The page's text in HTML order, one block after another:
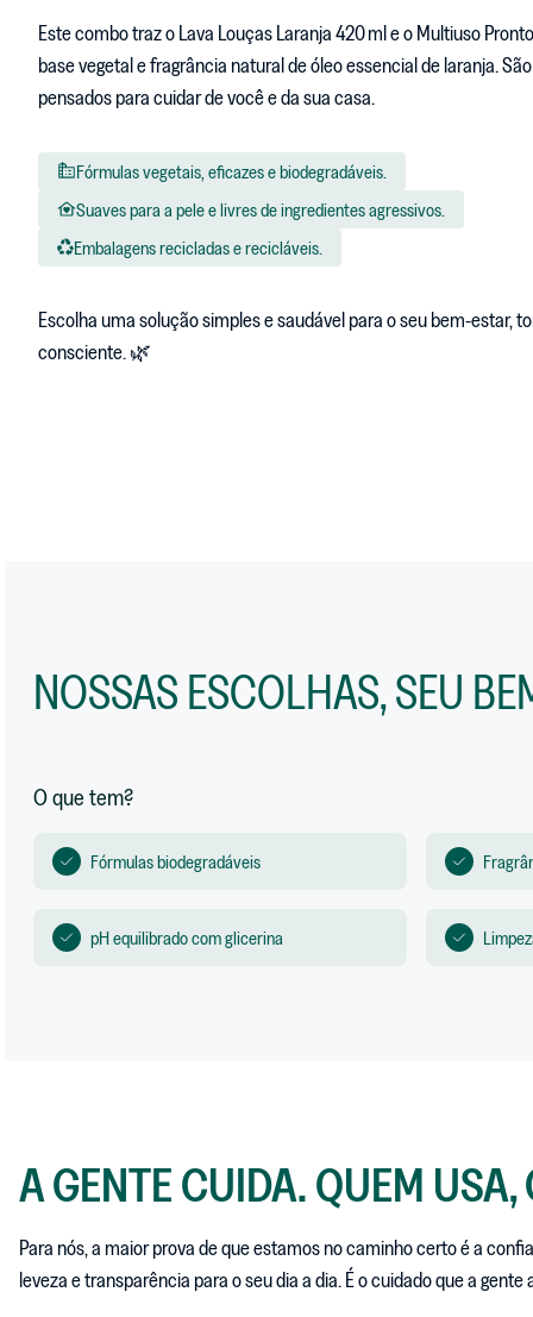
Este combo traz o Lava Louças Laranja 420 ml e o Multiuso
base vegetal e fragrância natural de óleo essencial de laranja.
pensados para cuidar de você e da sua casa.
Fórmulas vegetais, eficazes e biodegradáveis.
Suaves para a pele e livres de ingredientes agressivos.
Embalagens recicladas e recicláveis.
Escolha uma solução simples e saudável para o seu bem-estar,
consciente. 🌿
NOSSAS ESCOLHAS, SEU
O que tem?
Fórmulas biodegradáveis
pH equilibrado com glicerina
A GENTE CUIDA. QUEM
Para nós, a maior prova de que estamos no caminho certo é a
leveza e transparência para o seu dia a dia. É o cuidado que a